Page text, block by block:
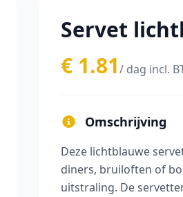
Servet
€ 1.81/ dag incl.
Omschrijving
Deze lichtblauwe
diners, bruiloften of
uitstraling. De